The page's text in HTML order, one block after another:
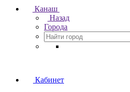
Канаш
Назад
Города
Кабинет